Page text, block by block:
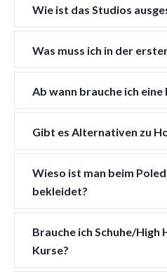
Wie ist das Studios
Was muss ich in der
Ab wann brauche ich eine
Gibt es Alternativen zu
Wieso ist man beim
bekleidet?
Brauche ich Schuhe/High
Kurse?